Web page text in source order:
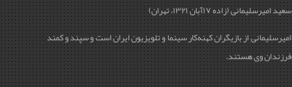
سعید امیرسلیمانی (زاده ۱۷آبان ۱۳۲۱، تهران)
امیرسلیمانی از بازیگران کهنه‌کار سینما و تلویزیون ایران است و سپند و کمند
فرزندان وی هستند.